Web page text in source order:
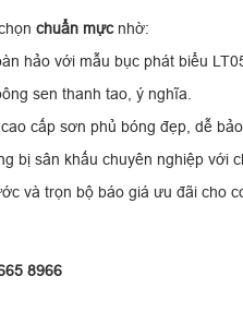
chuẩn mựcnhờ:
hảo với mẫu bục phát biểu
sen thanh tao, ý nghĩa.
cấp sơn phủ bóng đẹp, dễ bảo
bị sân khấu chuyên nghiệp với
và trọn bộ báo giá ưu đãi cho
8966